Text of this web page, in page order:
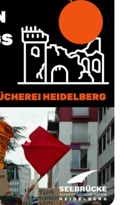
Dennoch gibt